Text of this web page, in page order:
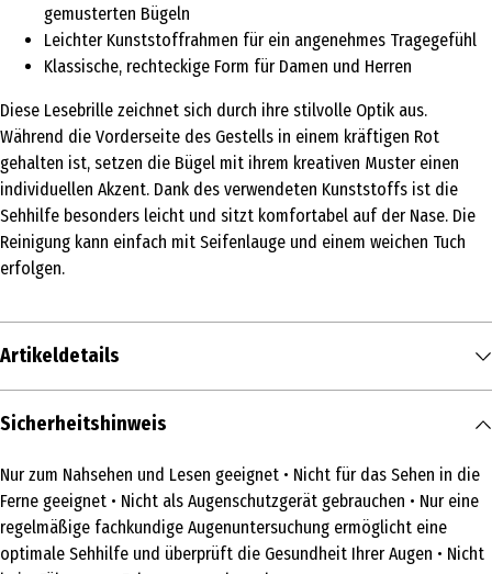
gemusterten Bügeln
Leichter Kunststoffrahmen für ein angenehmes Tragegefühl
Klassische, rechteckige Form für Damen und Herren
Diese Lesebrille zeichnet sich durch ihre stilvolle Optik aus.
Während die Vorderseite des Gestells in einem kräftigen Rot
gehalten ist, setzen die Bügel mit ihrem kreativen Muster einen
individuellen Akzent. Dank des verwendeten Kunststoffs ist die
Sehhilfe besonders leicht und sitzt komfortabel auf der Nase. Die
Reinigung kann einfach mit Seifenlauge und einem weichen Tuch
erfolgen.
Artikeldetails
Inhalt
Produkttyp
Lesebrille
Pflegehinweis
Sicherheitshinweis
Nur zum Nahsehen und Lesen geeignet • Nicht für das Sehen in die
Ferne geeignet • Nicht als Augenschutzgerät gebrauchen • Nur eine
regelmäßige fachkundige Augenuntersuchung ermöglicht eine
optimale Sehhilfe und überprüft die Gesundheit Ihrer Augen • Nicht